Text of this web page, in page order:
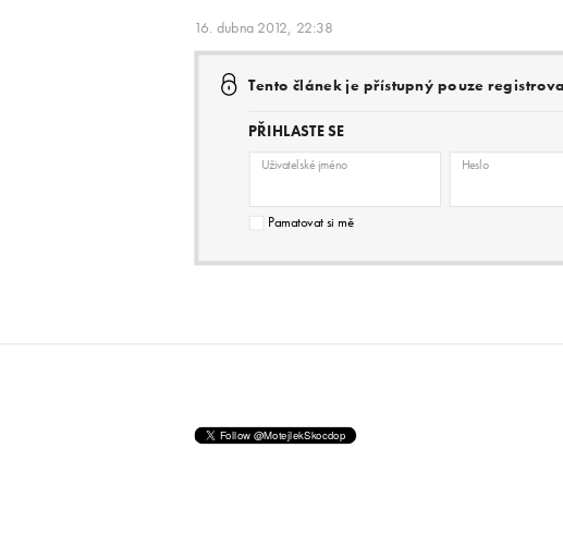
16. dubna 2012, 22:38
Tento článek je přístupný pouze
PŘIHLASTE SE
Uživatelské jméno Heslo
Pamatovat si mě